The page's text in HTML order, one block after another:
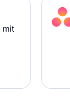
mit